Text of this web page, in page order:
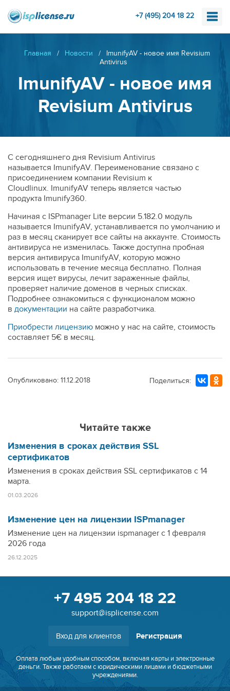
+7 (495) 204 18 22
Главная / Новости /
ImunifyAV - новое имя Revisium
Antivirus
ImunifyAV - новое имя
Revisium Antivirus
С сегодняшнего дня Revisium Antivirus
называется ImunifyAV. Переименование связано с
присоединением компании Revisium к
Cloudlinux. ImunifyAV теперь является частью
продукта Imunify360.
Начиная с ISPmanager Lite версии 5.182.0 модуль
называется ImunifyAV, устанавливается по умолчанию и
раз в месяц сканирует все сайты на аккаунте. Стоимость
антивируса не изменилась. Также доступна пробная
версия антивируса ImunifyAV, которую можно
использовать в течение месяца бесплатно. Полная
версия ищет вирусы, лечит зараженные файлы,
проверяет наличие доменов в черных списках.
Подробнее ознакомиться с функционалом можно
в документации на сайте разработчика.
Приобрести лицензию можно у нас на сайте, стоимость
составляет 5€ в месяц.
Опубликовано: 11.12.2018 Поделиться:
Читайте также
Изменения в сроках действия SSL
сертификатов
Изменения в сроках действия SSL сертификатов с 14
марта.
01.03.2026
Изменение цен на лицензии ISPmanager
Изменение цен на лицензии ispmanager с 1 февраля
2026 года
26.12.2025
+7 495 204 18 22
support@isplicense.com
Вход для клиентов Регистрация
Оплата любым удобным способом, включая карты и электронные
деньги. Также работаем с юридическими лицами и бюджетными
учреждениями.